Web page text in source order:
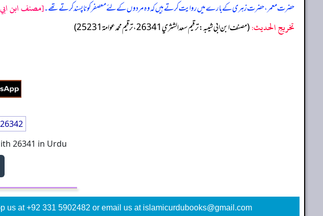
حضرت معمر، حضرت زہری کے بارے میں روایت کرتے ہیں کہ وہ مردوں کے لئے معصفر کو ناپسند کرتے تھے۔[مصنف ابن ابي
تخریج الحدیث:(مصنف ابن ابي شيبه: ترقيم سعد الشثري 26341، ترقيم محمد عوامة 25231)
26342
26341 in Urdu
at +92 331 5902482 or email us at islamicurdubooks@gmail.com